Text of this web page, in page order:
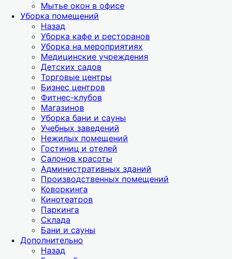
Мытье окон в офисе
Уборка помещений
Назад
Уборка кафе и ресторанов
Уборка на мероприятиях
Медицинские учреждения
Детских садов
Торговые центры
Бизнес центров
Фитнес-клубов
Магазинов
Уборка бани и сауны
Учебных заведений
Нежилых помещений
Гостиниц и отелей
Салонов красоты
Административных зданий
Производственных помещений
Коворкинга
Кинотеатров
Паркинга
Склада
Бани и сауны
Дополнительно
Назад